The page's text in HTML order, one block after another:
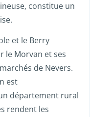
constitue un
et le Berry
le Morvan et ses
de Nevers.
est
département rural
rendent les